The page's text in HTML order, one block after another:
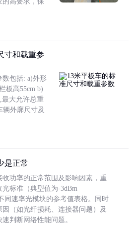
寸和载重参
数包括: a)外形
板高55cm b)
最大允许总重
辆外廓尺寸及
是正常
功率的正常范围及影响因素，重
标准（典型值为-3dBm
同速率光模块的参考值表格。同时
（如光纤损耗、连接器问题）及
判断网络性能问题。